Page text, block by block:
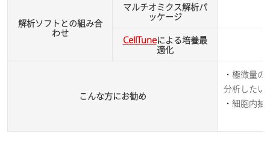
解析ソフトとの組み合
わせ
マルチオミクス解析パ
ッケージ
CellTuneによる培養最
適化
こんな方にお勧め
・極微量
分析したい
・細胞内